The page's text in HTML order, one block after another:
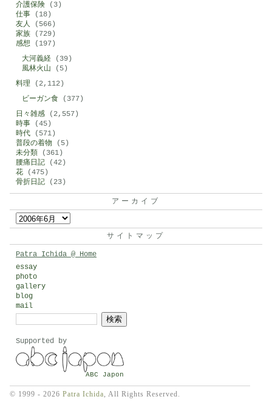
介護保険 (3)
仕事 (18)
友人 (566)
家族 (729)
感想 (197)
大河義経 (39)
風林火山 (5)
料理 (2,112)
ビーガン食 (377)
日々雑感 (2,557)
時事 (45)
時代 (571)
普段の着物 (5)
未分類 (361)
腰痛日記 (42)
花 (475)
骨折日記 (23)
アーカイブ
イ
サイトマップ
Patra Ichida @ Home
essay
photo
gallery
blog
mail
Supported by
ABC Japon
© 1999 - 2026 Patra Ichida, All Rights Reserved.